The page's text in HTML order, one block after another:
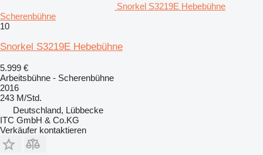
Snorkel S3219E Hebebühne
Scherenbühne
10
Snorkel S3219E Hebebühne
5.999 €
Arbeitsbühne - Scherenbühne
2016
243 M/Std.
Deutschland, Lübbecke
ITC GmbH & Co.KG
Verkäufer kontaktieren